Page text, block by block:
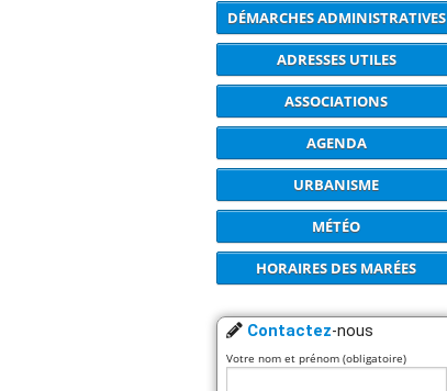
DÉMARCHES ADMINISTRATIVES
ADRESSES UTILES
ASSOCIATIONS
AGENDA
URBANISME
MÉTÉO
HORAIRES DES MARÉES
Contactez-nous
Votre nom et prénom (obligatoire)